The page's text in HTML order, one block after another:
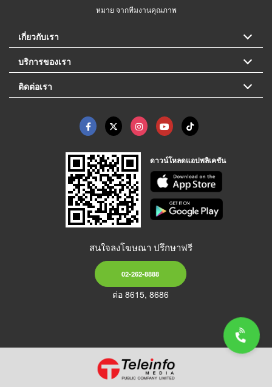
หมาย จากทีมงานคุณภาพ
เกี่ยวกับเรา
บริการของเรา
ติดต่อเรา
ดาวน์โหลดแอปพลิเคชัน
สนใจลงโฆษณา ปรึกษาฟรี
02-262-8888
ต่อ 8615, 8686